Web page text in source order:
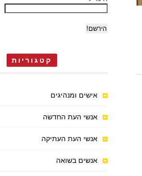
קטגוריות
אישים ומנהיגים
אנשי העת החדשה
אנשי העת העתיקה
אנשים בשואה